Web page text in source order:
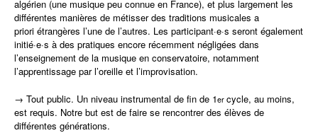
algérien (une musique peu connue en France), et plus largement les
différentes manières de métisser des traditions musicales a
priori étrangères l’une de l’autres. Les participant·e·s seront également
initié·e·s à des pratiques encore récemment négligées dans
l’enseignement de la musique en conservatoire, notamment
l’apprentissage par l’oreille et l’improvisation.
→ Tout public. Un niveau instrumental de fin de 1er cycle, au moins,
est requis. Notre but est de faire se rencontrer des élèves de
différentes générations.